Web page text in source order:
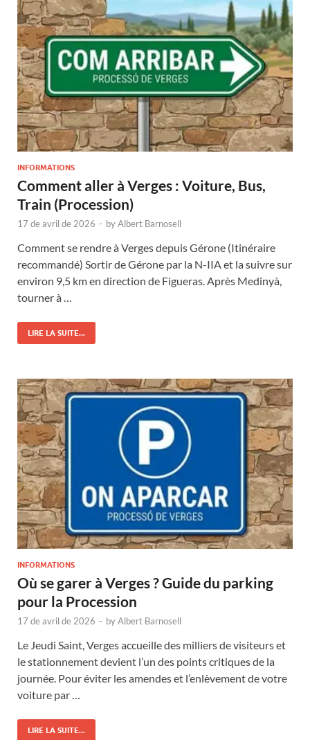
INFORMATIONS
Comment aller à Verges : Voiture, Bus,
Train (Procession)
17 de avril de 2026 - byAlbert Barnosell
Comment se rendre à Verges depuis Gérone (Itinéraire
recommandé) Sortir de Gérone par la N-IIA et la suivre sur
environ 9,5 km en direction de Figueras. Après Medinyà,
tourner à …
LIRE LA SUITE...
INFORMATIONS
Où se garer à Verges ? Guide du parking
pour la Procession
17 de avril de 2026 - byAlbert Barnosell
Le Jeudi Saint, Verges accueille des milliers de visiteurs et
le stationnement devient l’un des points critiques de la
journée. Pour éviter les amendes et l’enlèvement de votre
voiture par …
LIRE LA SUITE...